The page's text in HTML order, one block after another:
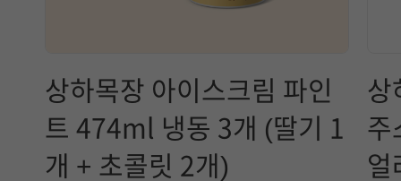
상하목장 아이스크림 파인
트 474ml 냉동 3개 (딸기 1
개 + 초콜릿 2개)
상
주
얼